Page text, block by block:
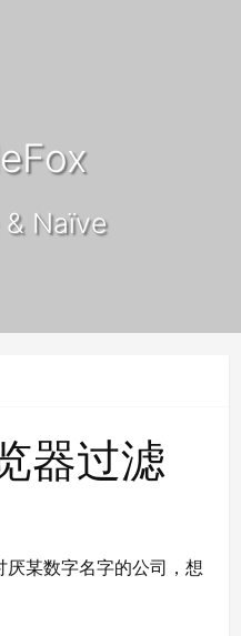
Naïve
器过滤
某数字名字的公司，想